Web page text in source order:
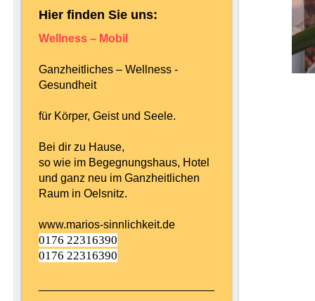
Hier finden Sie uns:
Wellness – Mobil
Ganzheitliches – Wellness -
Gesundheit
für Körper, Geist und Seele.
Bei dir zu Hause,
so wie im Begegnungshaus, Hotel
und ganz neu im Ganzheitlichen
Raum in Oelsnitz.
www.marios-sinnlichkeit.de
0176 22316390
0176 22316390